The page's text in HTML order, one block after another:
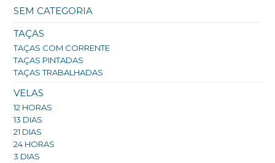
SEM CATEGORIA
TAÇAS
TAÇAS COM CORRENTE
TAÇAS PINTADAS
TAÇAS TRABALHADAS
VELAS
12 HORAS
13 DIAS
21 DIAS
24 HORAS
3 DIAS